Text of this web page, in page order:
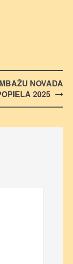
NOVADA
2025